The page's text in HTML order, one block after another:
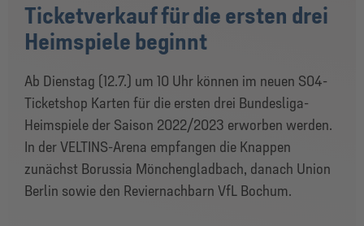
Ticketverkauf für die ersten drei
Heimspiele beginnt
Ab Dienstag (12.7.) um 10 Uhr können im neuen S04-
Ticketshop Karten für die ersten drei Bundesliga-
Heimspiele der Saison 2022/2023 erworben werden.
In der VELTINS-Arena empfangen die Knappen
zunächst Borussia Mönchengladbach, danach Union
Berlin sowie den Reviernachbarn VfL Bochum.